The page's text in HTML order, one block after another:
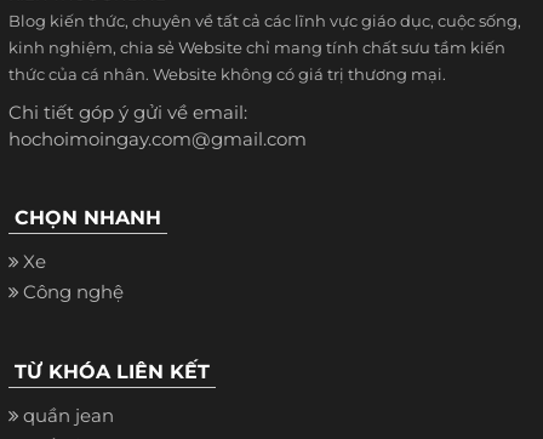
Blog kiến thức, chuyên về tất cả các lĩnh vực giáo dục, cuộc sống,
kinh nghiệm, chia sẻ Website chỉ mang tính chất sưu tầm kiến
thức của cá nhân. Website không có giá trị thương mại.
Chi tiết góp ý gửi về email:
hochoimoingay.com@gmail.com
CHỌN NHANH
Xe
Công nghệ
TỪ KHÓA LIÊN KẾT
quần jean